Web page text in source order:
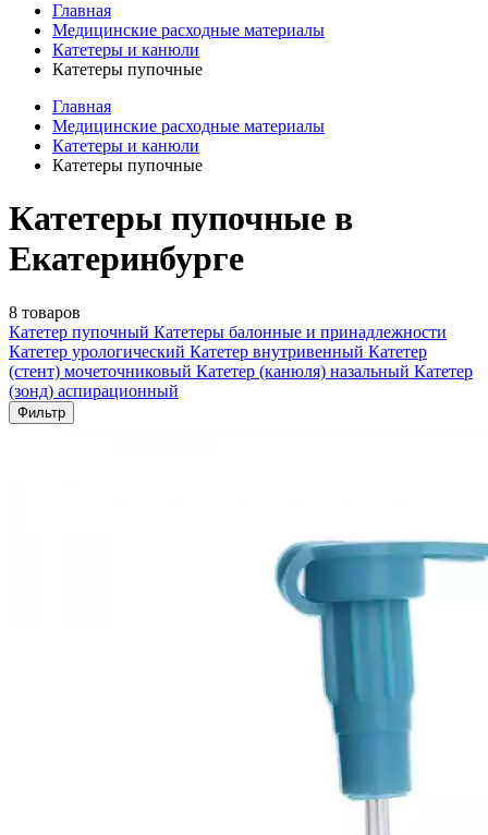
Главная
Медицинские расходные материалы
Катетеры и канюли
Катетеры пупочные
Главная
Медицинские расходные материалы
Катетеры и канюли
Катетеры пупочные
Катетеры пупочные в
Екатеринбурге
8 товаров
Катетер пупочный Катетеры балонные и принадлежности
Катетер урологический Катетер внутривенный Катетер
(стент) мочеточниковый Катетер (канюля) назальный Катетер
(зонд) аспирационный
Фильтр